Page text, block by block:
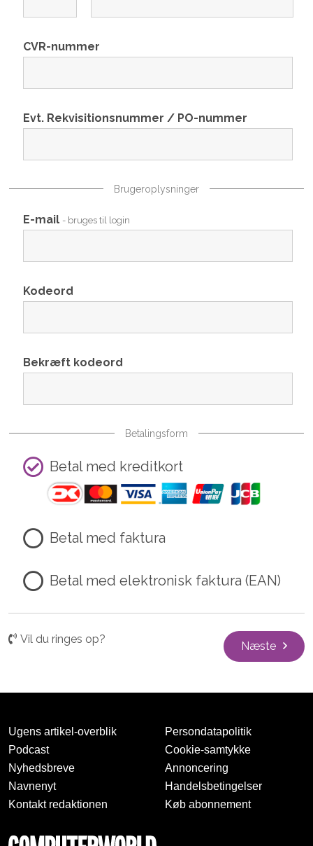
CVR-nummer
Evt. Rekvisitionsnummer / PO-nummer
Brugeroplysninger
E-mail - bruges til login
Kodeord
Bekræft kodeord
Betalingsform
Betal med kreditkort
Betal med faktura
Betal med elektronisk faktura (EAN)
Vil du ringes op?
Næste
Ugens artikel-overblik
Podcast
Nyhedsbreve
Navnenyt
Kontakt redaktionen
Persondatapolitik
Cookie-samtykke
Annoncering
Handelsbetingelser
Køb abonnement